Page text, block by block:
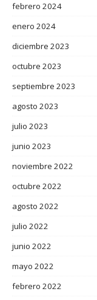
febrero 2024
enero 2024
diciembre 2023
octubre 2023
septiembre 2023
agosto 2023
julio 2023
junio 2023
noviembre 2022
octubre 2022
agosto 2022
julio 2022
junio 2022
mayo 2022
febrero 2022